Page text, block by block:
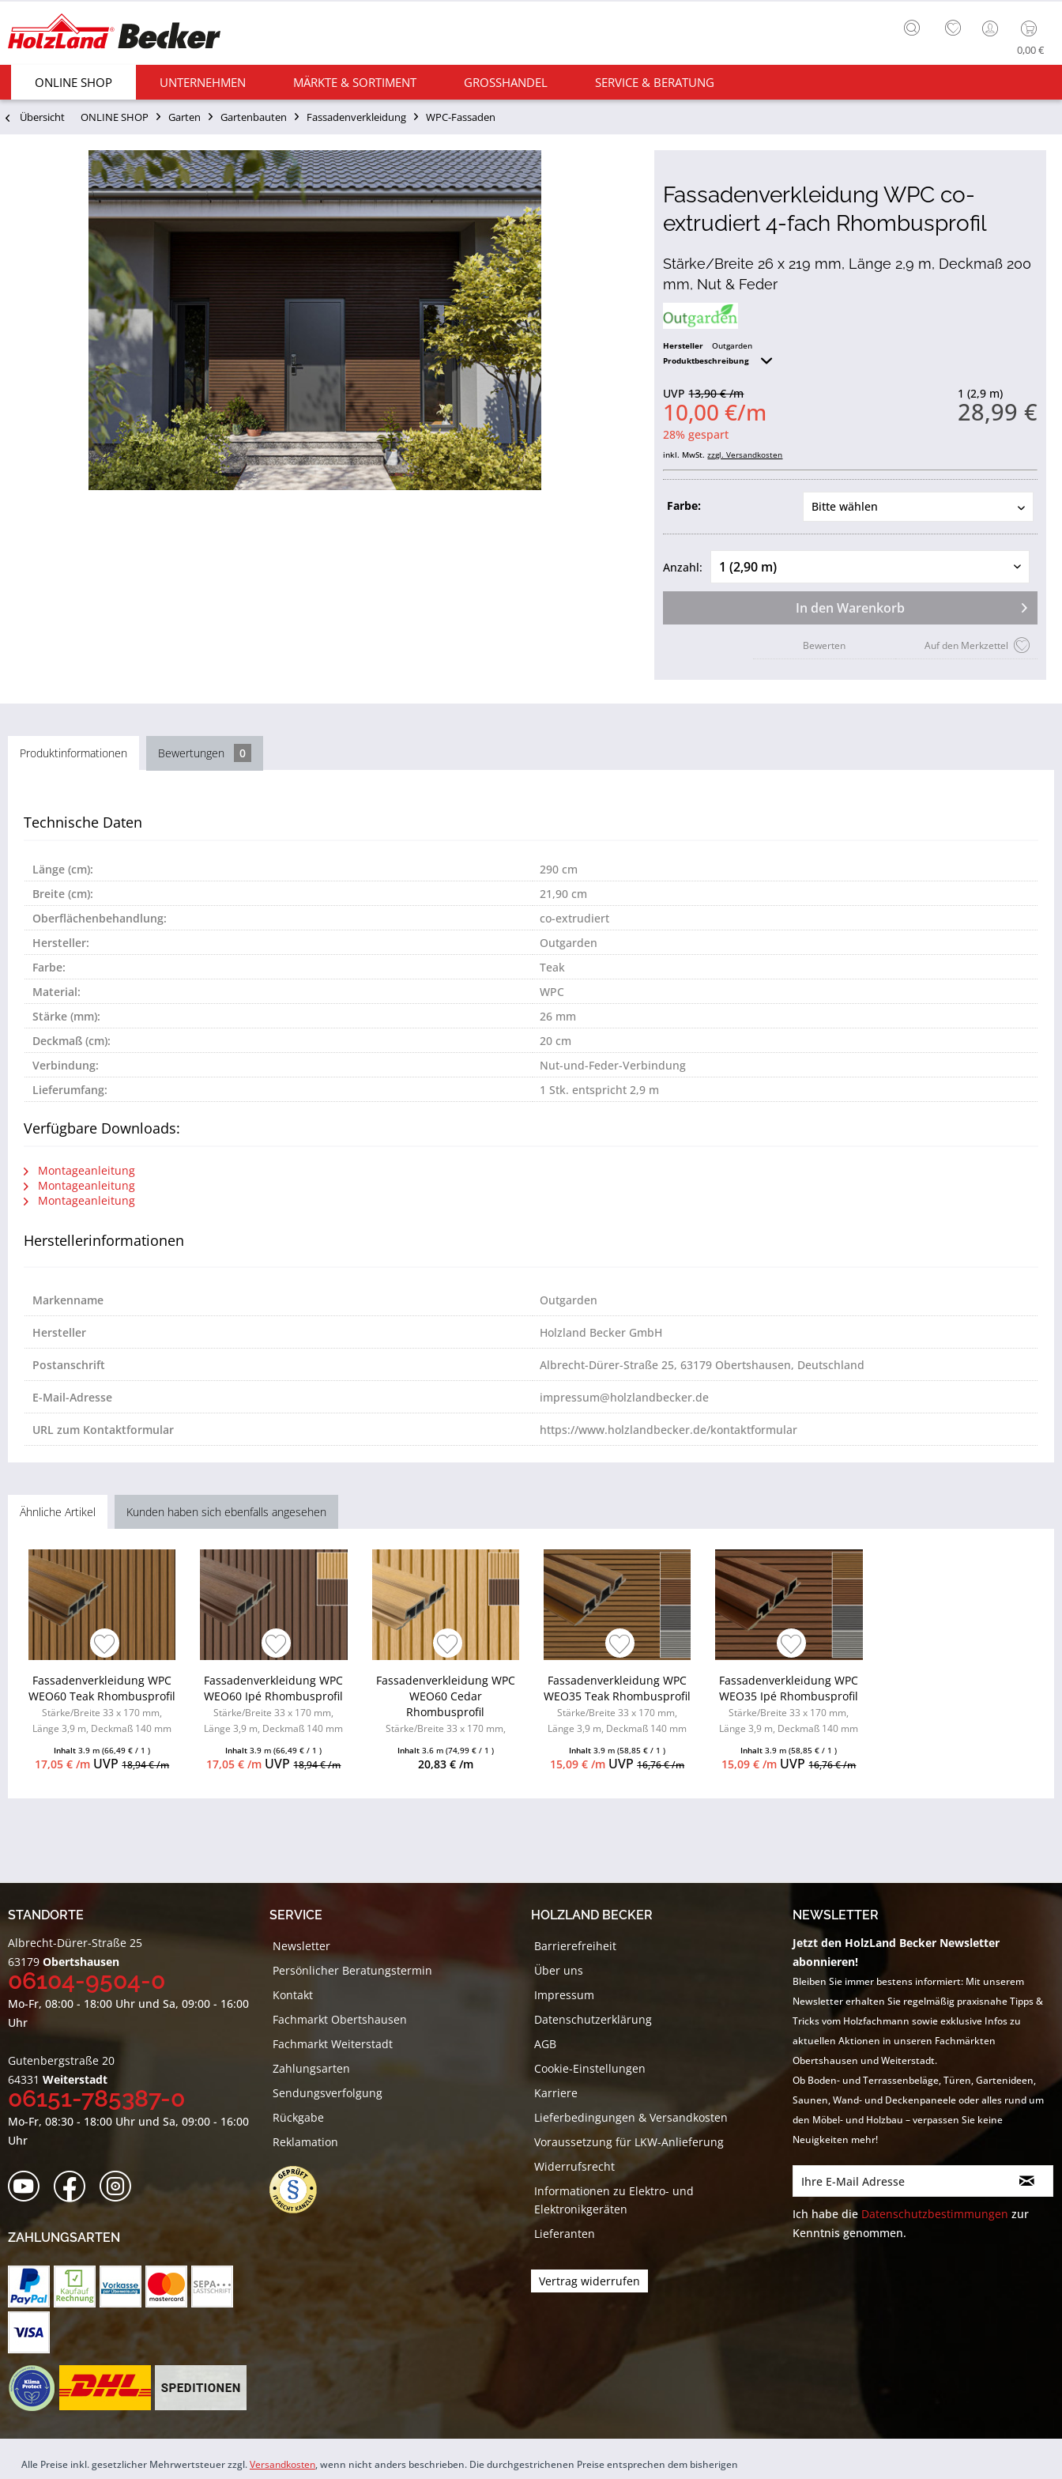
0,00 €
ONLINE SHOP UNTERNEHMEN MÄRKTE & SORTIMENT GROSSHANDEL SERVICE & BERATUNG
Übersicht ONLINE SHOP Garten Gartenbauten Fassadenverkleidung WPC-Fassaden
Fassadenverkleidung WPC co-
extrudiert 4-fach Rhombusprofil
Stärke/Breite 26 x 219 mm, Länge 2,9 m, Deckmaß 200
mm, Nut & Feder
Hersteller
Outgarden
Produktbeschreibung
1 (2,9 m)
28,99 €
UVP13,90 € /m
10,00 €/m
28% gespart
inkl. MwSt.zzgl. Versandkosten
Farbe:
Anzahl:
In den Warenkorb
Auf den Merkzettel
Bewerten
Produktinformationen Bewertungen 0
Technische Daten
Länge (cm):
290 cm
Breite (cm):
21,90 cm
Oberflächenbehandlung:
co-extrudiert
Hersteller:
Outgarden
Farbe:
Teak
Material:
WPC
Stärke (mm):
26 mm
Deckmaß (cm):
20 cm
Verbindung:
Nut-und-Feder-Verbindung
Lieferumfang:
1 Stk. entspricht 2,9 m
Verfügbare Downloads:
Montageanleitung
Montageanleitung
Montageanleitung
Herstellerinformationen
Markenname Outgarden
Hersteller Holzland Becker GmbH
Postanschrift Albrecht-Dürer-Straße 25, 63179 Obertshausen, Deutschland
E-Mail-Adresse impressum@holzlandbecker.de
URL zum Kontaktformular https://www.holzlandbecker.de/kontaktformular
Ähnliche Artikel Kunden haben sich ebenfalls angesehen
Fassadenverkleidung WPC
WEO60 Teak Rhombusprofil
Stärke/Breite 33 x 170 mm,
Länge 3,9 m, Deckmaß 140 mm
Inhalt3.9 m(66,49 € / 1 )
17,05 € /m UVP18,94 € /m
Fassadenverkleidung WPC
WEO60 Ipé Rhombusprofil
Stärke/Breite 33 x 170 mm,
Länge 3,9 m, Deckmaß 140 mm
Inhalt3.9 m(66,49 € / 1 )
17,05 € /m UVP18,94 € /m
Fassadenverkleidung WPC
WEO60 Cedar
Rhombusprofil
Stärke/Breite 33 x 170 mm,
Inhalt 3.6 m (74,99 € / 1 )
20,83 € /m
Fassadenverkleidung WPC
WEO35 Teak Rhombusprofil
Stärke/Breite 33 x 170 mm,
Länge 3,9 m, Deckmaß 140 mm
Inhalt3.9 m(58,85 € / 1 )
15,09 € /m UVP16,76 € /m
Fassadenverkleidung WPC
WEO35 Ipé Rhombusprofil
Stärke/Breite 33 x 170 mm,
Länge 3,9 m, Deckmaß 140 mm
Inhalt3.9 m(58,85 € / 1 )
15,09 € /m UVP16,76 € /m
STANDORTE
Albrecht-Dürer-Straße 25
63179 Obertshausen
06104-9504-0
Mo-Fr, 08:00 - 18:00 Uhr und Sa, 09:00 - 16:00
Uhr
Gutenbergstraße 20
64331 Weiterstadt
06151-785387-0
Mo-Fr, 08:30 - 18:00 Uhr und Sa, 09:00 - 16:00
Uhr
ZAHLUNGSARTEN
SERVICE
Newsletter
Persönlicher Beratungstermin
Kontakt
Fachmarkt Obertshausen
Fachmarkt Weiterstadt
Zahlungsarten
Sendungsverfolgung
Rückgabe
Reklamation
HOLZLAND BECKER
Barrierefreiheit
Über uns
Impressum
Datenschutzerklärung
AGB
Cookie-Einstellungen
Karriere
Lieferbedingungen & Versandkosten
Voraussetzung für LKW-Anlieferung
Widerrufsrecht
Informationen zu Elektro- und
Elektronikgeräten
Lieferanten
Vertrag widerrufen
NEWSLETTER
Jetzt den HolzLand Becker Newsletter
abonnieren!
Bleiben Sie immer bestens informiert: Mit unserem
Newsletter erhalten Sie regelmäßig praxisnahe Tipps &
Tricks vom Holzfachmann sowie exklusive Infos zu
aktuellen Aktionen in unseren Fachmärkten
Obertshausen und Weiterstadt.
Ob Boden- und Terrassenbeläge, Türen, Gartenideen,
Saunen, Wand- und Deckenpaneele oder alles rund um
den Möbel- und Holzbau – verpassen Sie keine
Neuigkeiten mehr!
Ich habe die Datenschutzbestimmungen zur
Kenntnis genommen.
Alle Preise inkl. gesetzlicher Mehrwertsteuer zzgl.Versandkosten, wenn nicht anders beschrieben. Die durchgestrichenen Preise entsprechen dem bisherigen